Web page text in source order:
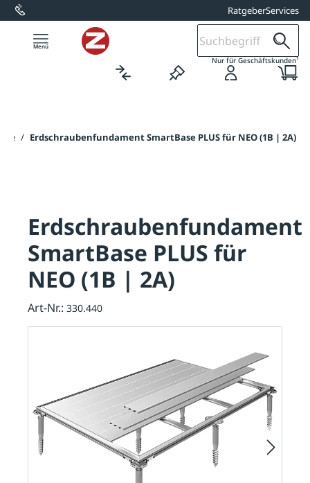
springen RatgeberServices
Nur für Geschäftskunden1
/ Erdschraubenfundament SmartBase PLUS für NEO (1B | 2A)
Erdschraubenfundament
SmartBase PLUS für
NEO (1B | 2A)
Art-Nr.: 330.440